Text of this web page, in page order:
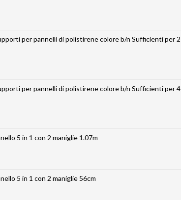
pannelli di polistirene colore b/n Sufficienti per 2
per pannelli di polistirene colore b/n Sufficienti per 4
5 in 1 con 2 maniglie 1.07m
5 in 1 con 2 maniglie 56cm